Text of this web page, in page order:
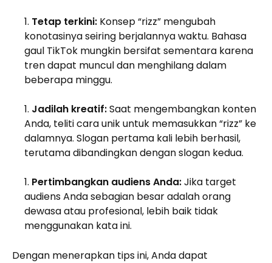
Tetap terkini: Konsep “rizz” mengubah
konotasinya seiring berjalannya waktu. Bahasa
gaul TikTok mungkin bersifat sementara karena
tren dapat muncul dan menghilang dalam
beberapa minggu.
Jadilah kreatif:Saat mengembangkan konten
Anda, teliti cara unik untuk memasukkan “rizz” ke
dalamnya. Slogan pertama kali lebih berhasil,
terutama dibandingkan dengan slogan kedua.
Pertimbangkan audiens Anda:Jika target
audiens Anda sebagian besar adalah orang
dewasa atau profesional, lebih baik tidak
menggunakan kata ini.
Dengan menerapkan tips ini, Anda dapat